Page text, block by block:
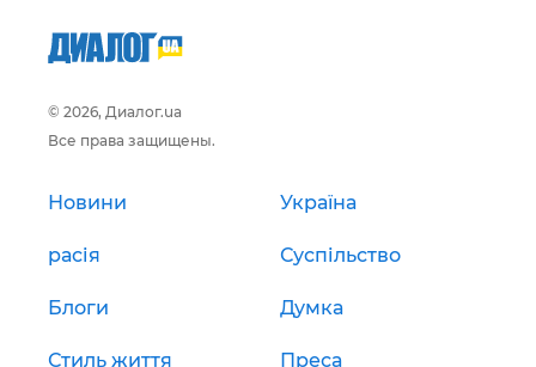
© 2026, Диалог.ua
Все права защищены.
Новини Україна
расія Суспільство
Блоги Думка
Стиль життя Преса